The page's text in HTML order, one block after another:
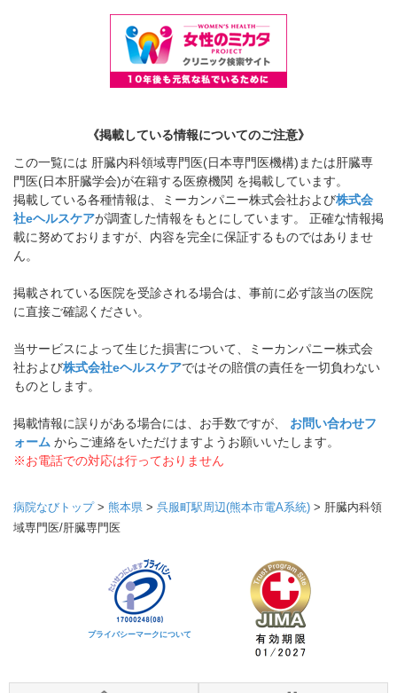
《掲載している情報についてのご注意》
この一覧には 肝臓内科領域専門医(日本専門医機構)または肝臓専
門医(日本肝臓学会)が在籍する医療機関 を掲載しています。
掲載している各種情報は、ミーカンパニー株式会社および株式会
社eヘルスケアが調査した情報をもとにしています。 正確な情報掲
載に努めておりますが、内容を完全に保証するものではありませ
ん。
掲載されている医院を受診される場合は、事前に必ず該当の医院
に直接ご確認ください。
当サービスによって生じた損害について、ミーカンパニー株式会
社および株式会社eヘルスケアではその賠償の責任を一切負わない
ものとします。
掲載情報に誤りがある場合には、お手数ですが、 お問い合わせフ
ォーム からご連絡をいただけますようお願いいたします。
※お電話での対応は行っておりません
病院なびトップ> 熊本県 > 呉服町駅周辺(熊本市電A系統) > 肝臓内科領
域専門医/肝臓専門医
プライバシーマークについて